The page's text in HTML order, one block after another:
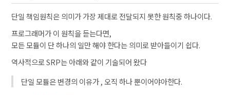
단일 책임원칙은 의미가 가장 제대로 전달되지 못한 원칙중 하나이다.
프로그래머가 이 원칙을 듣는다면,
모든 모듈이 단 하나의 일만 해야 한다는 의미로 받아들이기 쉽다.
역사적으로 SRP는 아래와 같이 기술되어 왔다
단일 모듈은 변경의 이유가 , 오직 하나 뿐이어야아한다.